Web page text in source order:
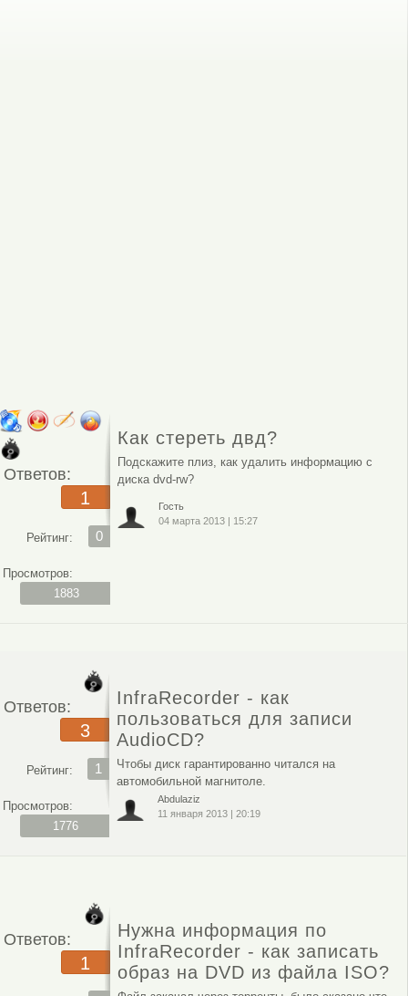
Ответов:
1
Рейтинг: 0
Просмотров:
1883
Как стереть двд?
Подскажите плиз, как удалить информацию с
диска dvd-rw?
Гость
04 марта 2013| 15:27
Ответов:
3
Рейтинг: 1
Просмотров:
1776
InfraRecorder - как
пользоваться для записи
AudioCD?
Чтобы диск гарантированно читался на
автомобильной магнитоле.
Abdulaziz
11 января 2013 |20:19
Ответов:
1
Нужна информация по
InfraRecorder - как записать
образ на DVD из файла ISO?